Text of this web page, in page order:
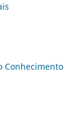
Conhecimento